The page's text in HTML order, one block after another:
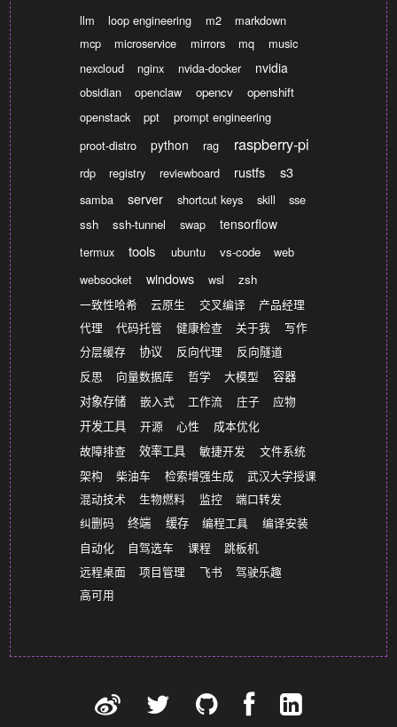
llm loop engineering m2
markdown
mcp
microservice mirrors mq
music
nexcloud
nginx nvida-docker nvidia
obsidian openclaw opencv
openshift
openstack
ppt
prompt engineering
proot-distro
python rag raspberry-pi
rdp registry reviewboard rustfs s3
samba server shortcut keys skill
sse
ssh
ssh-tunnel swap tensorflow
termux tools ubuntu vs-code
web
websocket
windows wsl
zsh
一致性哈希
云原生 交叉编译
产品经理
代理
代码托管 健康检查 关于我
写作
分层缓存
协议 反向代理
反向隧道
反思
向量数据库 哲学 大模型
容器
对象存储
嵌入式 工作流 庄子
应物
开发工具
开源 心性
成本优化
故障排查
效率工具 敏捷开发
文件系统
架构
柴油车 检索增强生成
武汉大学授课
混动技术
生物燃料 监控
端口转发
纠删码
终端 缓存 编程工具
编译安装
自动化
自驾选车 课程
跳板机
远程桌面
项目管理 飞书
驾驶乐趣
高可用